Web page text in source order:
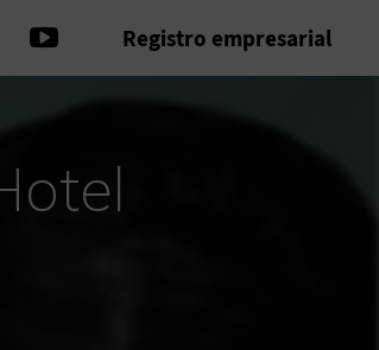
en Twitter
en Instagram
Seguir en Youtube
Registro empresarial